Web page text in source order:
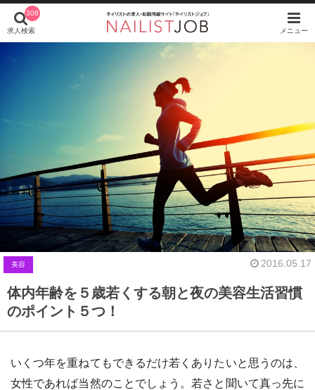
308
求人検索 メニュー
美容 2016.05.17
体内年齢を５歳若くする朝と夜の美容生活習慣
のポイント５つ！
いくつ年を重ねてもできるだけ若くありたいと思うのは、
女性であれば当然のことでしょう。若さと聞いて真っ先に